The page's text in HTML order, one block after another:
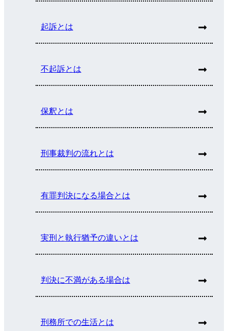
起訴とは
不起訴とは
保釈とは
刑事裁判の流れとは
有罪判決になる場合とは
実刑と執行猶予の違いとは
判決に不満がある場合は
刑務所での生活とは